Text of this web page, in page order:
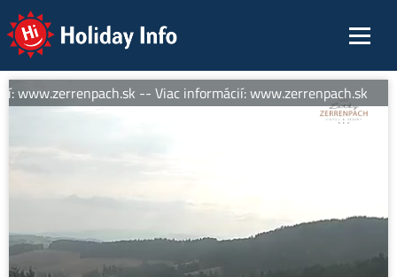
Holiday Info
www.zerrenpach.sk -- Viac informácií: www.zerrenpach.sk